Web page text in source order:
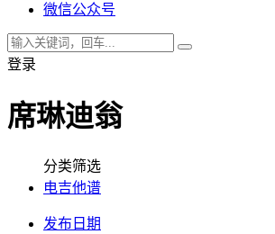
微信公众号
登录
席琳迪翁
分类筛选
电吉他谱
发布日期